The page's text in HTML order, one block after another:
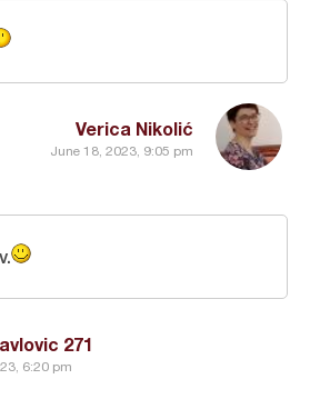
Verica Nikolić
June 18, 2023, 9:05 pm
271
6:20 pm